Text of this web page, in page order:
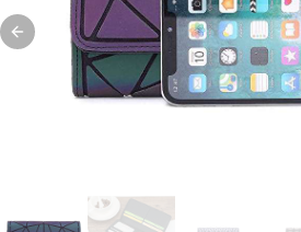
Previous slide